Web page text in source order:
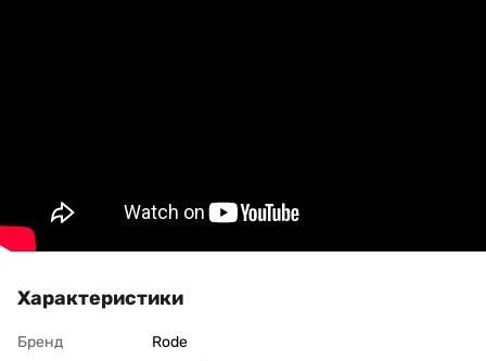
Характеристики
Бренд
Rode